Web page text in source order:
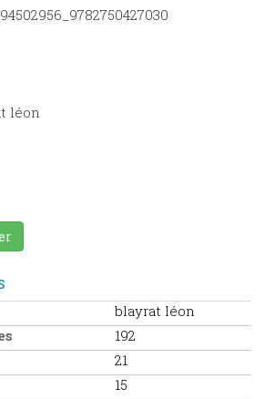
léon
blayrat léon
192
21
15